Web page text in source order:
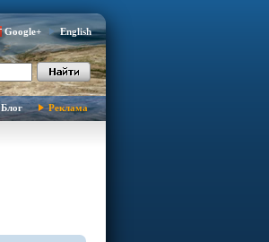
Google+ English
Блог Реклама